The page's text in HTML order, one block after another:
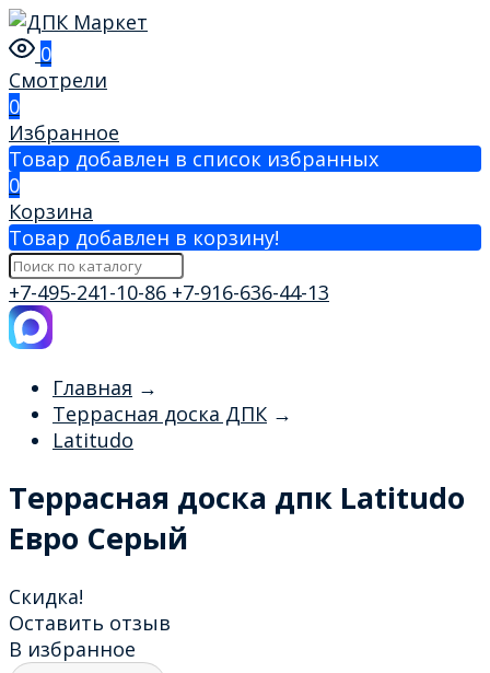
0
Смотрели
0
Избранное
Товар добавлен в список избранных
0
Корзина
Товар добавлен в корзину!
+7-495-241-10-86 +7-916-636-44-13
Главная →
Террасная доска ДПК →
Latitudo
Террасная доска дпк Latitudo
Евро Серый
Скидка!
Оставить отзыв
В избранное